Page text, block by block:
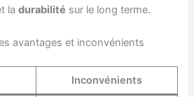
ladurabilité sur le long terme.
avantages et inconvénients
Inconvénients